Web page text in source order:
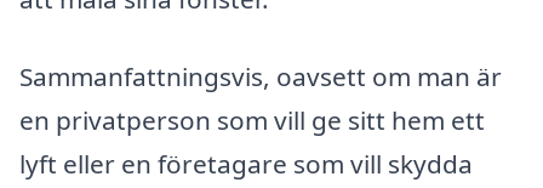
Sammanfattningsvis, oavsett om man är
en privatperson som vill ge sitt hem ett
lyft eller en företagare som vill skydda